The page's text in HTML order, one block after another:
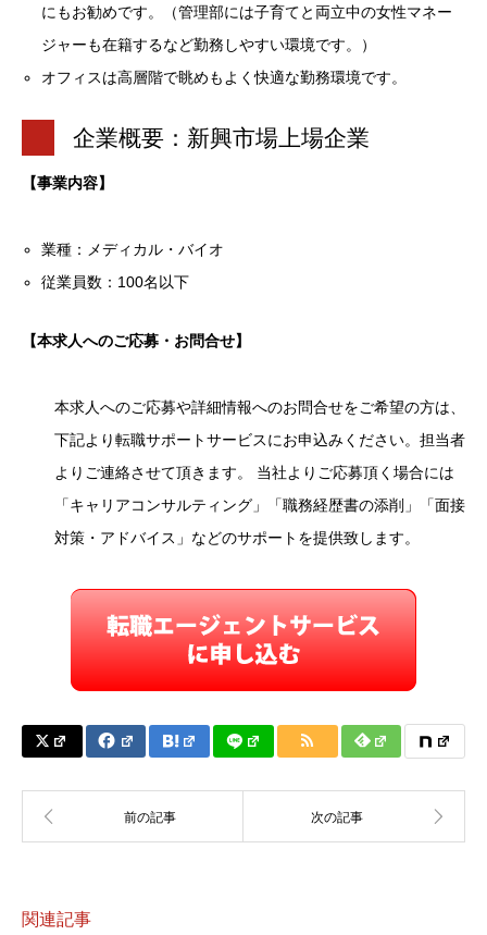
にもお勧めです。（管理部には子育てと両立中の女性マネー
ジャーも在籍するなど勤務しやすい環境です。）
オフィスは高層階で眺めもよく快適な勤務環境です。
企業概要：新興市場上場企業
【事業内容】
業種：メディカル・バイオ
従業員数：100名以下
【本求人へのご応募・お問合せ】
本求人へのご応募や詳細情報へのお問合せをご希望の方は、
下記より転職サポートサービスにお申込みください。担当者
よりご連絡させて頂きます。 当社よりご応募頂く場合には
「キャリアコンサルティング」「職務経歴書の添削」「面接
対策・アドバイス」などのサポートを提供致します。
関連記事